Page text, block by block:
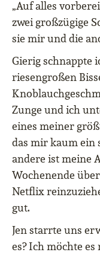
„Auf alles
zwei großzügige
sie mir und die
Gierig schnappte
riesengroßen
Zunge und ich
eines meiner
das mir kaum ein
andere ist meine
Wochenende
Netflix
gut.
Jen starrte uns
es? Ich möchte